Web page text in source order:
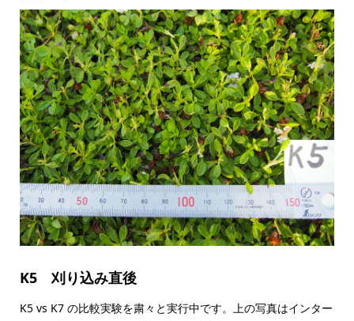
K5 刈り込み直後
K5 vs K7 の比較実験を粛々と実行中です。上の写真はインター